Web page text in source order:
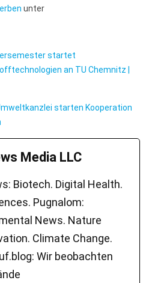
unter
startet
an TU Chemnitz |
starten Kooperation
Media LLC
Biotech. Digital Health.
Pugnalom:
News. Nature
Climate Change.
Wir beobachten